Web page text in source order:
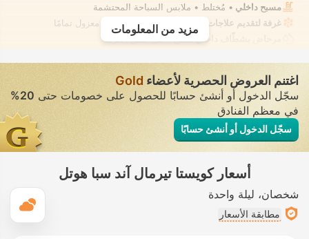
مسبح داخلي • مُختلط • ملابس السباحة المحتشمة
غرفة لتقديم علاجات السبا، تدليك • تأجير خاص • معزول تمامًا
مرحاض بشطّاف داخلي مدمج
• في جميع الغرف
مزيد من المعلومات
اغتنم العروض الحصرية لأعضاء Gold
سجّل الدخول أو أنشئ حسابًا للحصول على خصومات حتى20%
في معظم الفنادق
سجّل الدخول أو أنشئ حسابًا
أسعار كويستا تيرمال آند سبا هوتل
شخصان ليلة واحدة
مطابقة الأسعار